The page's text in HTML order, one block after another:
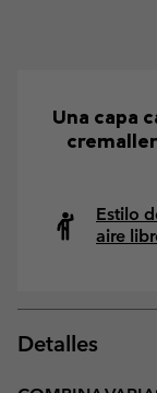
Una capa
Estilo
aire
Detalles